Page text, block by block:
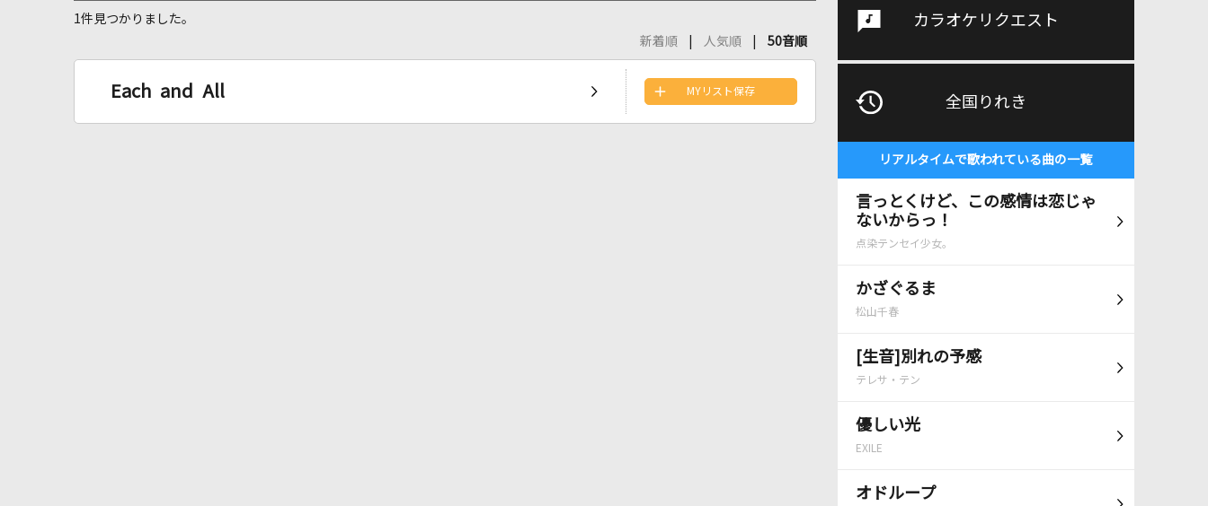
カラオケリクエスト
全国りれき
リアルタイムで歌われている曲の一覧
言っとくけど、この感情は恋じゃ
ないからっ！
点染テンセイ少女。
かざぐるま
松山千春
[生音]別れの予感
テレサ・テン
優しい光
EXILE
オドループ
1件見つかりました。
新着順
人気順 50音順
Each and All MYリスト保存